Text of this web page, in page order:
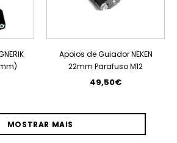
Apoios de Guiador NEKEN
22mm Parafuso M12
49,50€
MOSTRAR MAIS